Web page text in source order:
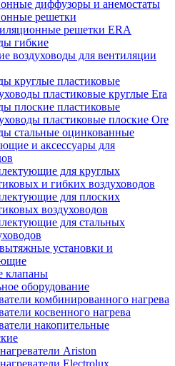
диффузоры и анемостаты
решетки
решетки ERA
гибкие
воздуховоды для вентиляции
круглые пластиковые
пластиковые круглые Era
плоские пластиковые
пластиковые плоские Ore
стальные оцинкованные
и аксессуары для
для круглых
и гибких воздуховодов
для плоских
воздуховодов
для стальных
установки и
клапаны
оборудование
комбинированного нагрева
косвенного нагрева
накопительные
Ariston